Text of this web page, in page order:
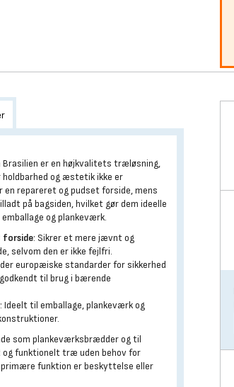
er en højkvalitets træløsning,
og æstetik ikke er
en repareret og pudset forside, mens
på bagsiden, hvilket gør dem ideelle
og plankeværk.
forside: Sikrer et mere jævnt og
selvom den er ikke fejlfri.
europæiske standarder for sikkerhed
til brug i bærende
: Ideelt til emballage, plankeværk og
som plankeværksbrædder og til
funktionelt træ uden behov for
funktion er beskyttelse eller